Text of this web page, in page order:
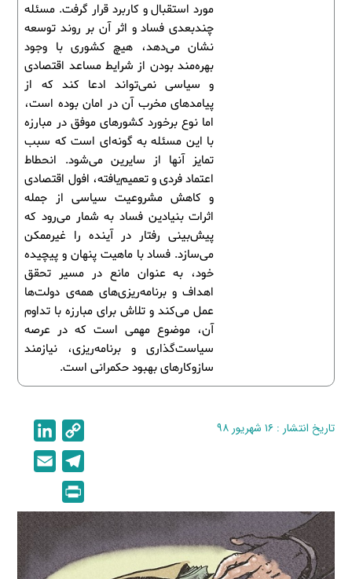
مورد استقبال و کاربرد قرار گرفت. مسئله
چندبعدی فساد و اثر آن بر روند توسعه
نشان می‌دهد، هیچ کشوری با وجود
بهره‌مند بودن از شرایط مساعد اقتصادی
و سیاسی نمی‌تواند ادعا کند که از
پیامدهای مخرب آن در امان بوده است،
اما نوع برخورد کشورهای موفق در مبارزه
با این مسئله به گونه‌ای است که سبب
تمایز آنها از سایرین می‌شود. انحطاط
اعتماد فردی و تعمیم‌یافته، افول اقتصادی
و کاهش مشروعیت سیاسی از جمله
اثرات بنیادین فساد به شمار می‌رود که
پیش‌بینی رفتار در آینده را غیرممکن
می‌سازد. فساد با ماهیت پنهان و پیچیده
خود، به عنوان مانع در مسیر تحقق
اهداف و برنامه‌ریزی‌های همه‌ی دولت‌ها
عمل می‌کند و تلاش برای مبارزه با تداوم
آن، موضوع مهمی است که در عرصه
سیاست‌گذاری و برنامه‌ریزی، نیازمند
سازوکارهای بهبود حکمرانی است.
تاریخ انتشار : ۱۶ شهریور ۹۸
o
p
y
L
i
n
i
n
e
d
I
e
l
e
g
r
i
l
r
i
n